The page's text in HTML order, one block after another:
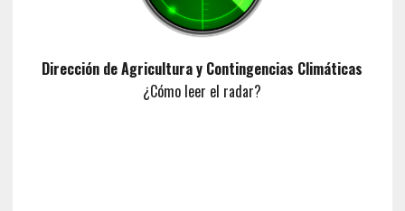
Dirección de Agricultura y Contingencias Climáticas
¿Cómo leer el radar?